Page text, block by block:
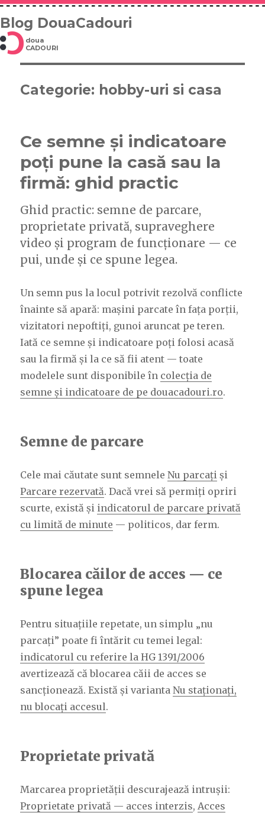
Blog DouaCadouri
doua
CADOURI
Categorie: hobby-uri si casa
Ce semne și indicatoare
poți pune la casă sau la
firmă: ghid practic
Ghid practic: semne de parcare,
proprietate privată, supraveghere
video și program de funcționare — ce
pui, unde și ce spune legea.
Un semn pus la locul potrivit rezolvă conflicte
înainte să apară: mașini parcate în fața porții,
vizitatori nepoftiți, gunoi aruncat pe teren.
Iată ce semne și indicatoare poți folosi acasă
sau la firmă și la ce să fii atent — toate
modelele sunt disponibile în colecția de
semne și indicatoare de pe douacadouri.ro.
Semne de parcare
Cele mai căutate sunt semneleNu parcați și
Parcare rezervată. Dacă vrei să permiți opriri
scurte, există și indicatorul de parcare privată
cu limită de minute — politicos, dar ferm.
Blocarea căilor de acces — ce
spune legea
Pentru situațiile repetate, un simplu „nu
parcați” poate fi întărit cu temei legal:
indicatorul cu referire la HG 1391/2006
avertizează că blocarea căii de acces se
sancționează. Există și variantaNu staționați,
nu blocați accesul.
Proprietate privată
Marcarea proprietății descurajează intrușii:
Proprietate privată — acces interzis,Acces